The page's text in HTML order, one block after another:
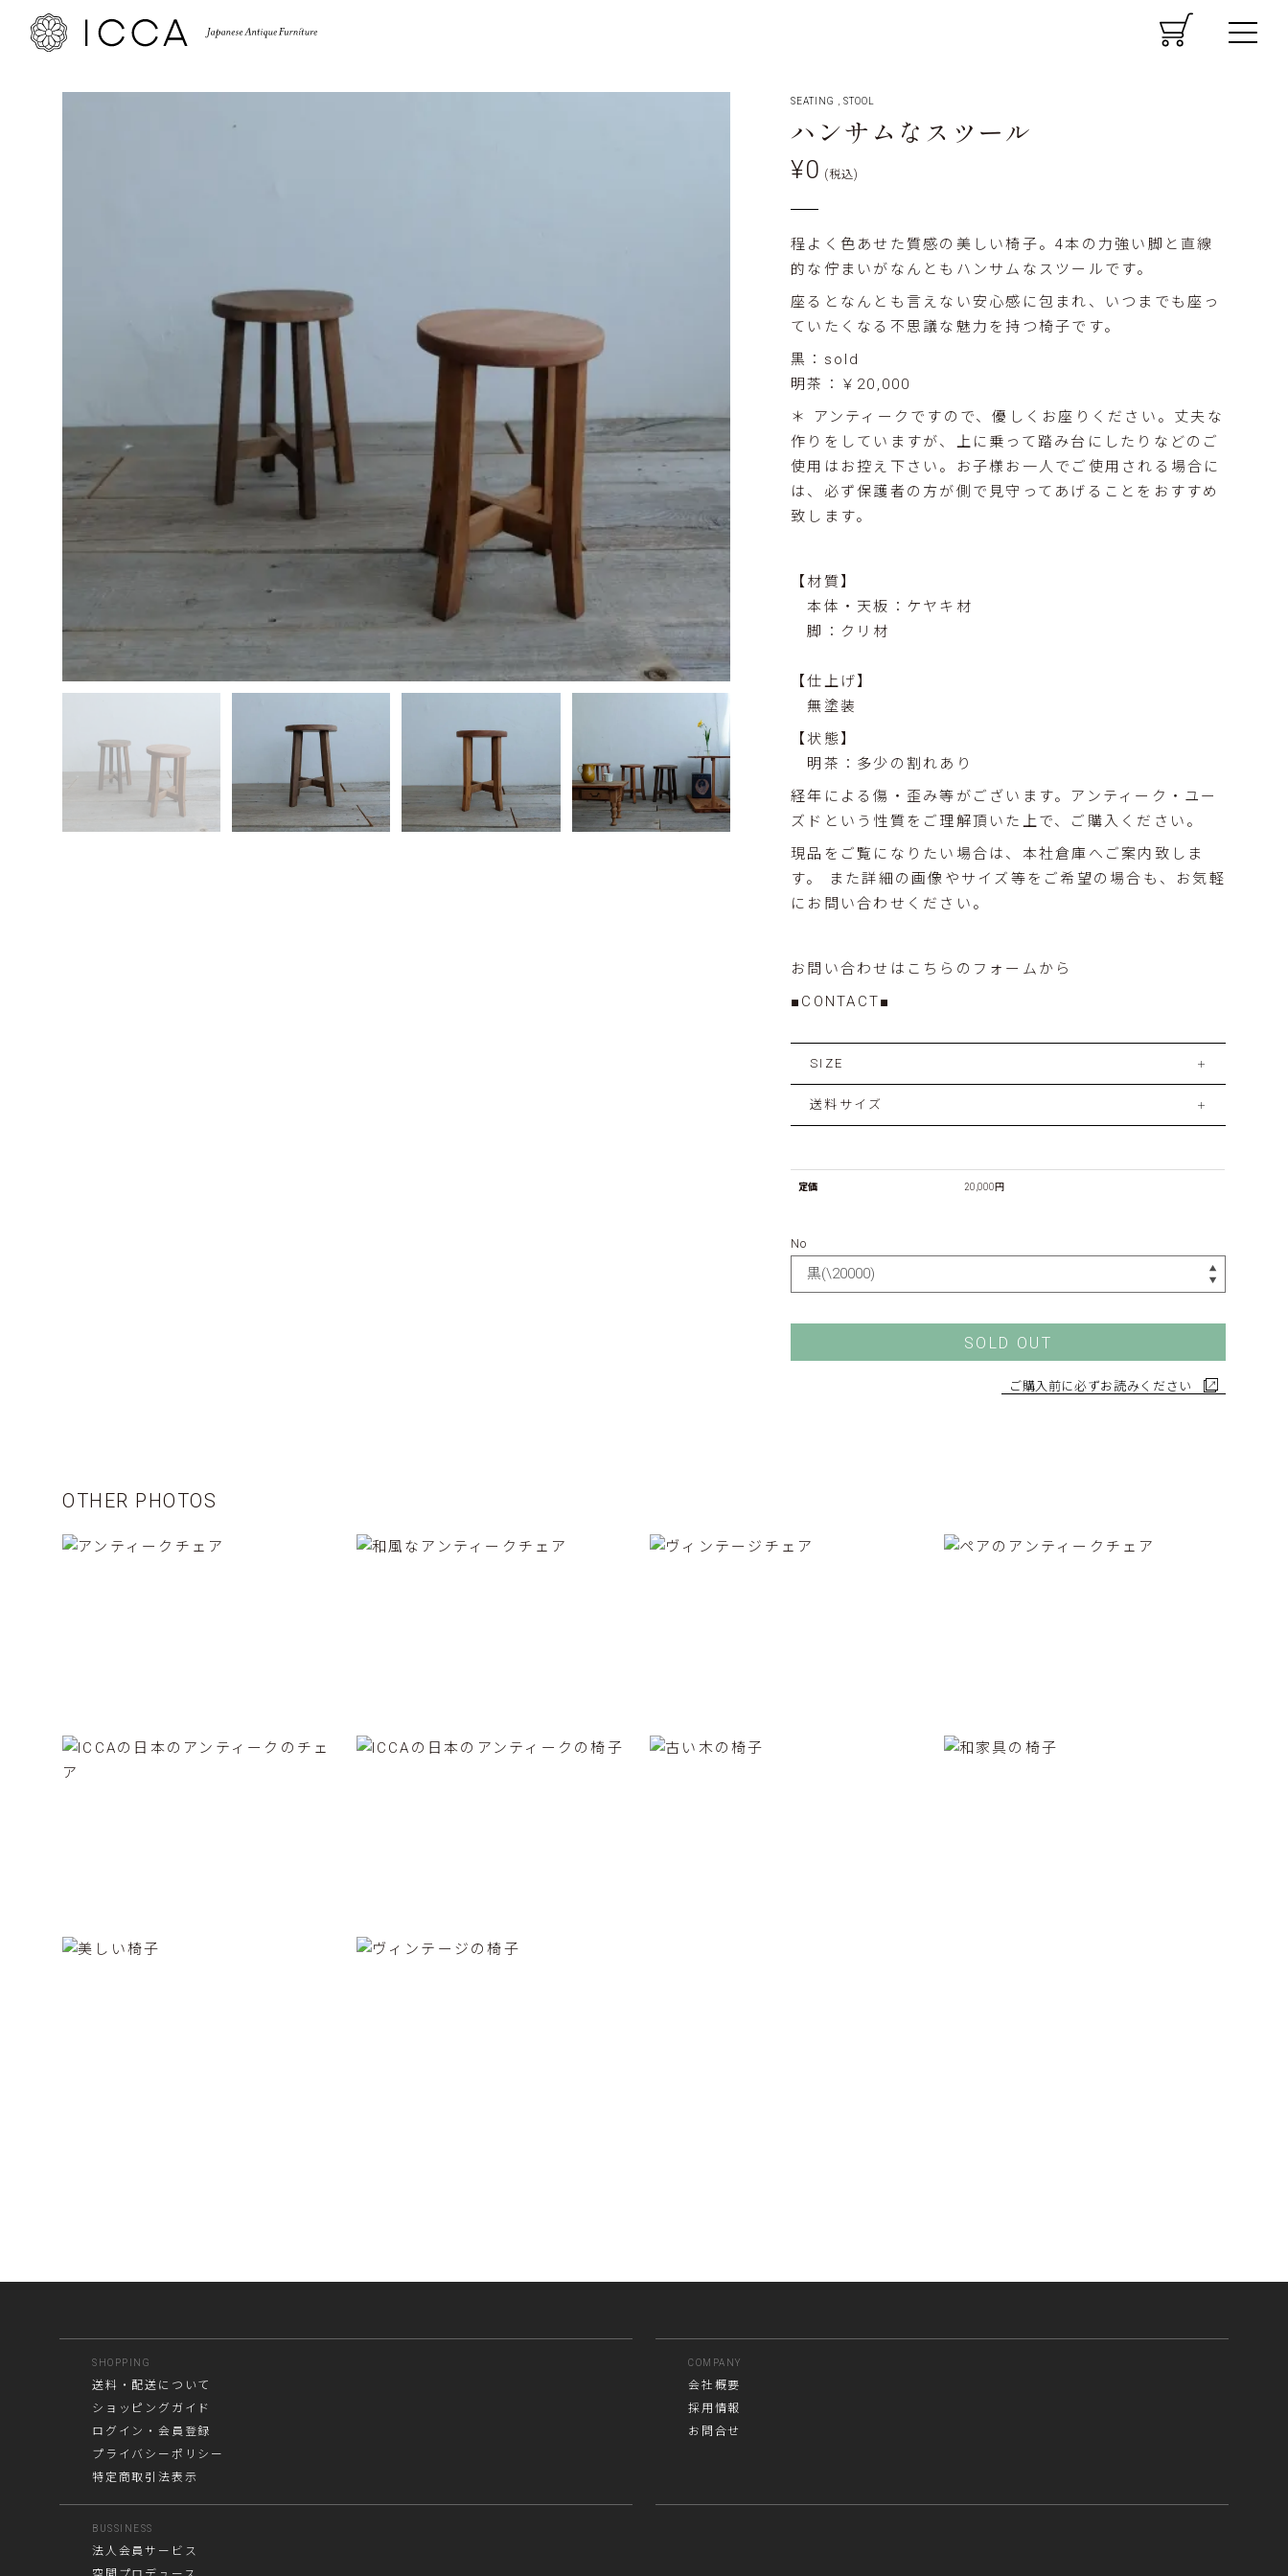
CART MENU
SEATING ,STOOL
ハンサムなスツール
¥0 (税込)
程よく色あせた質感の美しい椅子。4本の力強い脚と直線
的な佇まいがなんともハンサムなスツールです。
座るとなんとも言えない安心感に包まれ、いつまでも座っ
ていたくなる不思議な魅力を持つ椅子です。
黒：sold
明茶：￥20,000
＊ アンティークですので、優しくお座りください。丈夫な
作りをしていますが、上に乗って踏み台にしたりなどのご
使用はお控え下さい。お子様お一人でご使用される場合に
は、必ず保護者の方が側で見守ってあげることをおすすめ
致します。
【材質】
本体・天板：ケヤキ材
脚：クリ材
【仕上げ】
無塗装
【状態】
明茶：多少の割れあり
経年による傷・歪み等がございます。アンティーク・ユー
ズドという性質をご理解頂いた上で、ご購入ください。
現品をご覧になりたい場合は、本社倉庫へご案内致しま
す。 また詳細の画像やサイズ等をご希望の場合も、お気軽
にお問い合わせください。
お問い合わせはこちらのフォームから
■CONTACT■
SIZE
送料サイズ
定価 20,000円
No
SOLD OUT
ご購入前に必ずお読みください
OTHER PHOTOS
SHOPPING
送料・配送について
ショッピングガイド
ログイン・会員登録
プライバシーポリシー
特定商取引法表示
BUSSINESS
法人会員サービス
COMPANY
会社概要
採用情報
お問合せ